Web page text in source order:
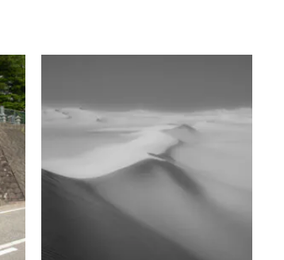
パンタ・レイ
ギャラリー270